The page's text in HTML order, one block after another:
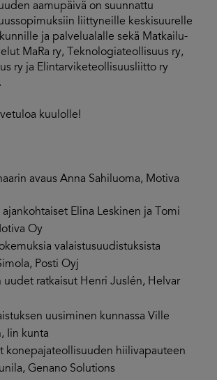
aamupäivä on suunnattu
liittyneille keskisuurelle
ja palvelualalle sekä Matkailu-
MaRa ry, Teknologiateollisuus ry,
ry ja Elintarviketeollisuusliitto ry
kuulolle!
avaus Anna Sahiluoma, Motiva
ajankohtaiset Elina Leskinen ja Tomi
Oy
valaistusuudistuksista
Posti Oyj
uudet ratkaisut Henri Juslén, Helvar
uusiminen kunnassa Ville
Iin kunta
konepajateollisuuden hiilivapauteen
Genano Solutions